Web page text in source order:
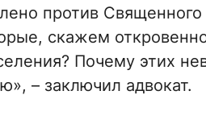
против
скажем
Почему этих
– заключил адвокат.